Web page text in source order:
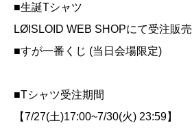
■生誕Tシャツ
LØISLOID WEB SHOPにて受注販売
■すが一番くじ (当日会場限定)
■Tシャツ受注期間
【7/27(土)17:00~7/30(火) 23:59】